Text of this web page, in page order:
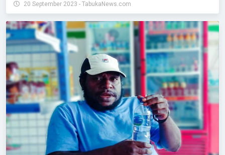
20 September 2023 - TabukaNews.com